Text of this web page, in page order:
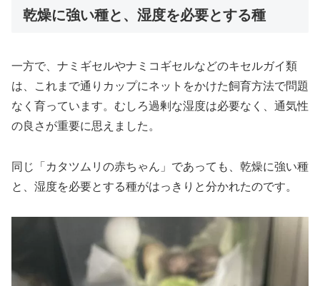
乾燥に強い種と、湿度を必要とする種
一方で、ナミギセルやナミコギセルなどのキセルガイ類
は、これまで通りカップにネットをかけた飼育方法で問題
なく育っています。むしろ過剰な湿度は必要なく、通気性
の良さが重要に思えました。
同じ「カタツムリの赤ちゃん」であっても、乾燥に強い種
と、湿度を必要とする種がはっきりと分かれたのです。